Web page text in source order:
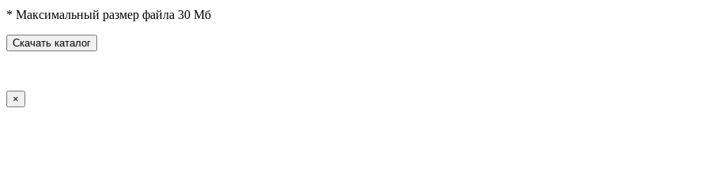
Домики-беседки
Детские столики и скамьи
Теневые навесы и сцены
* Максимальный размер файла 30 Мб
Скачать каталог
×